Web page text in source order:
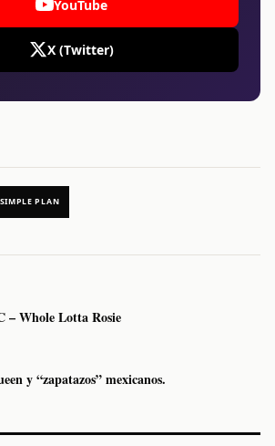
YouTube
X (Twitter)
SIMPLE PLAN
– Whole Lotta Rosie
y “zapatazos” mexicanos.